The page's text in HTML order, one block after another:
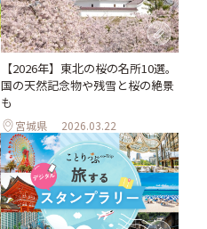
【2026年】東北の桜の名所10選。
国の天然記念物や残雪と桜の絶景
も
宮城県 2026.03.22